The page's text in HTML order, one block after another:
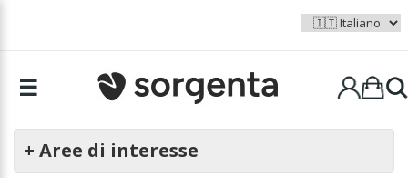
☰
+ Aree di interesse